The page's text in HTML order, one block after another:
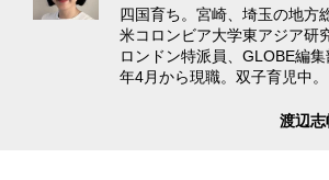
四国育ち。宮崎、埼玉の地方
米コロンビア大学東アジア研
ロンドン特派員、GLOBE編
年4月から現職。双子育児中。
渡辺